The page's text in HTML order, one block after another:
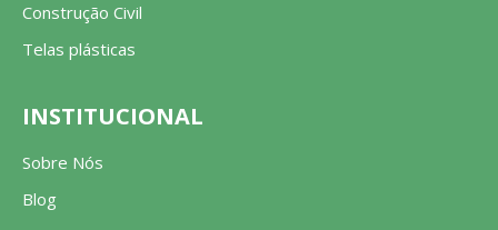
Construção Civil
Telas plásticas
INSTITUCIONAL
Sobre Nós
Blog